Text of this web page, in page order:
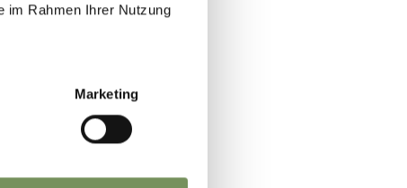
im Rahmen Ihrer Nutzung
Marketing